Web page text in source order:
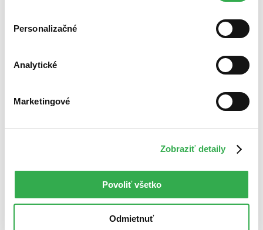
Personalizačné
Analytické
Marketingové
Zobraziť detaily
Povoliť všetko
Odmietnuť
Top hodnotené
Najlacnejšie
Nebol nájdenýžiadny titulvyhovujúci zadaným podmienkam.
Skúste prosím zmeniť vyhľadávaný výraz.
Chcete poradiť knihu?